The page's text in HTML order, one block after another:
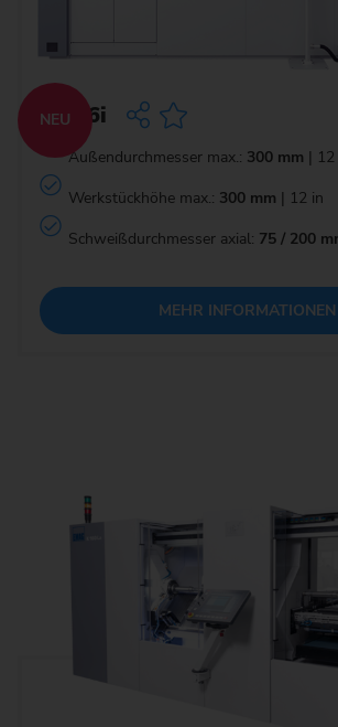
NEU
ELC 6i
Außendurchmesser max.: 300 mm | 12
Werkstückhöhe max.: 300 mm | 12 in
Schweißdurchmesser axial: 75 / 200
MEHR INFORMATIONEN